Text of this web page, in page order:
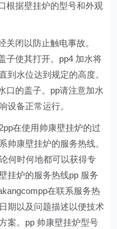
根据壁挂炉的型号和外观
关闭以防止触电事故。
子使其打开。pp4 加水将
到水位达到规定的高度。
口的盖子。pp请注意加水
设备正常运行。
在使用帅康壁挂炉的过
帅康壁挂炉的服务热线。
何时何地都可以获得专
挂炉的服务热线pp 服务
在联系服务热
期以及问题描述以便技术
案。pp 帅康壁挂炉型号